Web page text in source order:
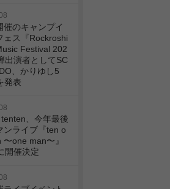
催のキャンプイ
ェス『Rockroshi
Festival 202
出演者としてSC
、かりゆし5
発表
、今年最後
ンライブ『ten o
one man〜』
開催決定